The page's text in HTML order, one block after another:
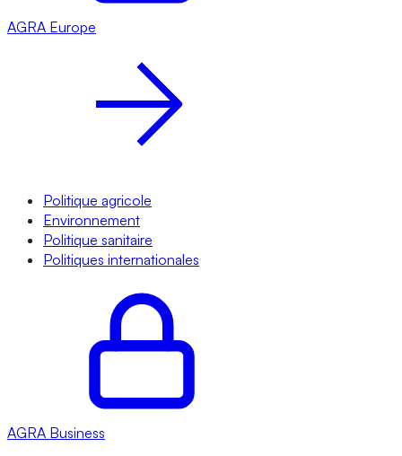
AGRA Europe
Politique agricole
Environnement
Politique sanitaire
Politiques internationales
AGRA Business